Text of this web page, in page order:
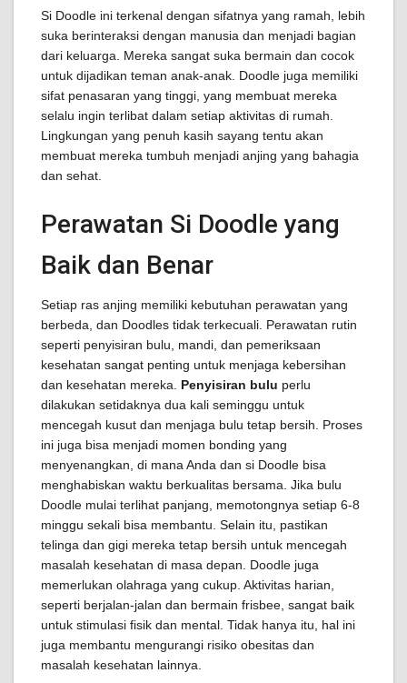
Si Doodle ini terkenal dengan sifatnya yang ramah, lebih
suka berinteraksi dengan manusia dan menjadi bagian
dari keluarga. Mereka sangat suka bermain dan cocok
untuk dijadikan teman anak-anak. Doodle juga memiliki
sifat penasaran yang tinggi, yang membuat mereka
selalu ingin terlibat dalam setiap aktivitas di rumah.
Lingkungan yang penuh kasih sayang tentu akan
membuat mereka tumbuh menjadi anjing yang bahagia
dan sehat.
Perawatan Si Doodle yang
Baik dan Benar
Setiap ras anjing memiliki kebutuhan perawatan yang
berbeda, dan Doodles tidak terkecuali. Perawatan rutin
seperti penyisiran bulu, mandi, dan pemeriksaan
kesehatan sangat penting untuk menjaga kebersihan
dan kesehatan mereka. Penyisiran bulu perlu
dilakukan setidaknya dua kali seminggu untuk
mencegah kusut dan menjaga bulu tetap bersih. Proses
ini juga bisa menjadi momen bonding yang
menyenangkan, di mana Anda dan si Doodle bisa
menghabiskan waktu berkualitas bersama. Jika bulu
Doodle mulai terlihat panjang, memotongnya setiap 6-8
minggu sekali bisa membantu. Selain itu, pastikan
telinga dan gigi mereka tetap bersih untuk mencegah
masalah kesehatan di masa depan. Doodle juga
memerlukan olahraga yang cukup. Aktivitas harian,
seperti berjalan-jalan dan bermain frisbee, sangat baik
untuk stimulasi fisik dan mental. Tidak hanya itu, hal ini
juga membantu mengurangi risiko obesitas dan
masalah kesehatan lainnya.